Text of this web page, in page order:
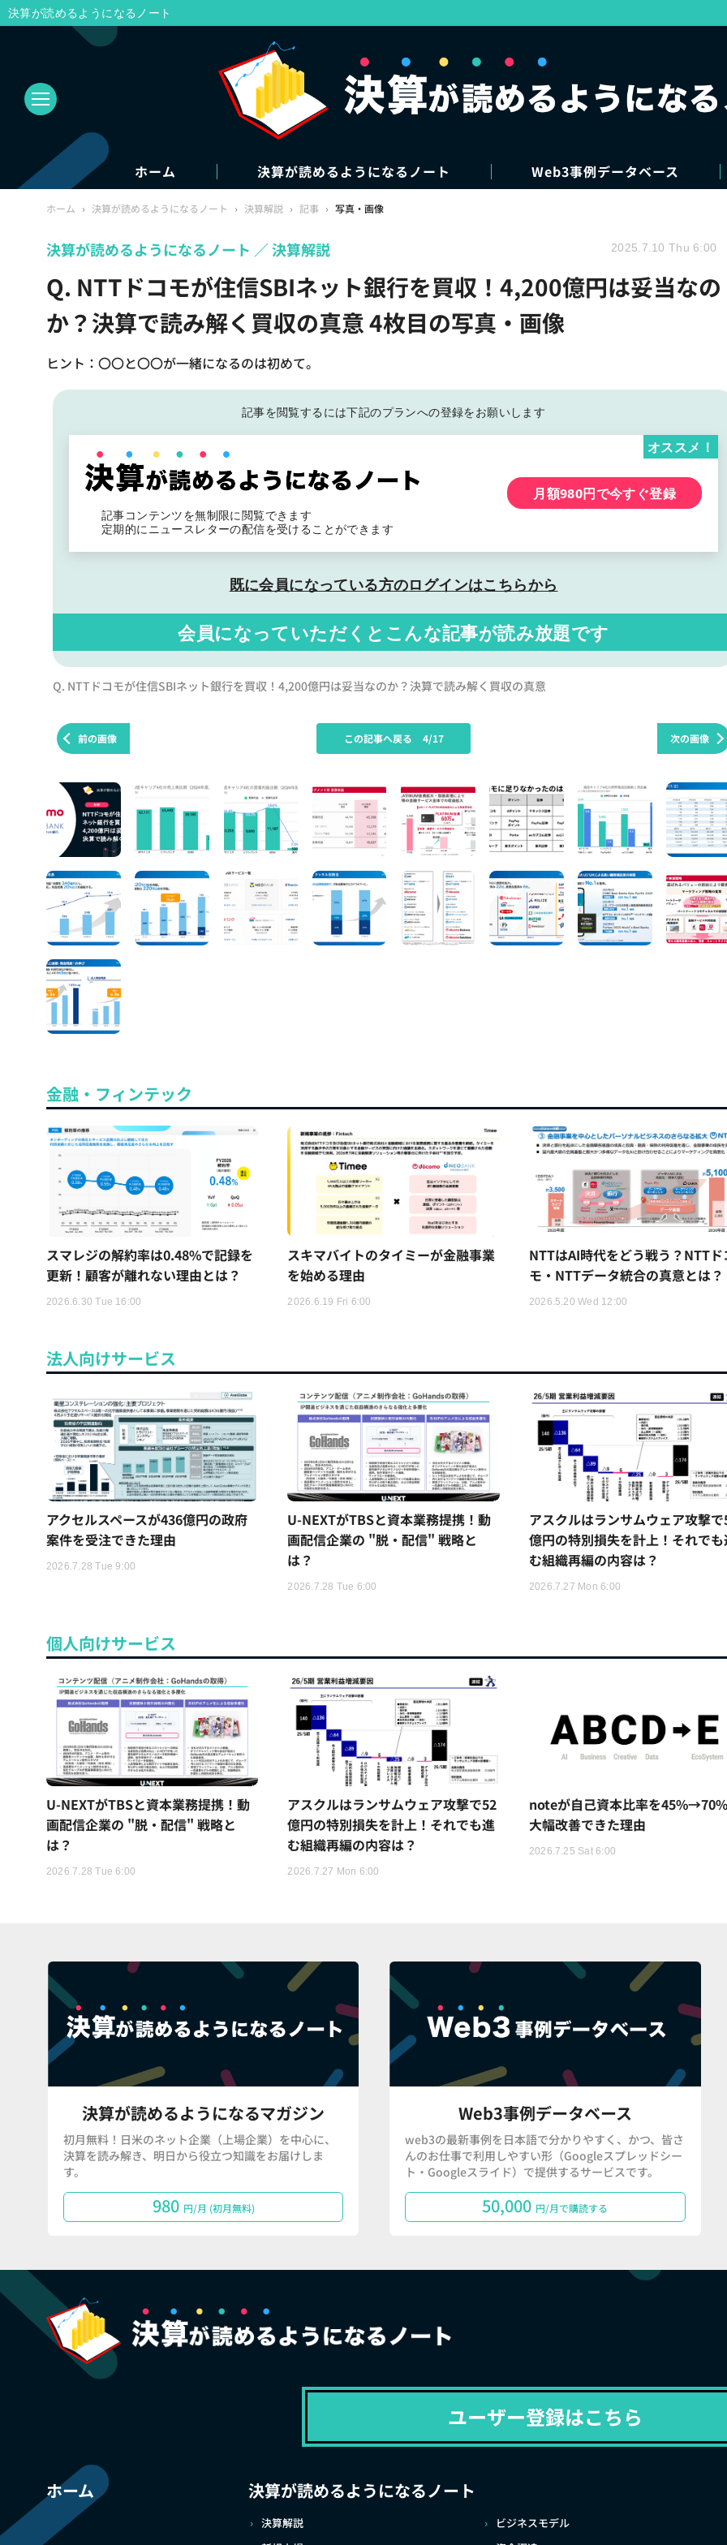
ホーム 決算が読めるようになるノート Web3事例データベース
ホーム › 決算が読めるようになるノート › 決算解説 › 記事 › 写真・画像
Q. NTTドコモが住信SBIネット銀行を買収！4,200億円は妥当なの
か？決算で読み解く買収の真意 4枚目の写真・画像
ヒント：〇〇と〇〇が一緒になるのは初めて。
決算が読めるようになるノート 決算解説 2025.7.10 Thu 6:00
記事を閲覧するには下記のプランへの登録をお願いします
記事コンテンツを無制限に閲覧できます
定期的にニュースレターの配信を受けることができます
オススメ！
月額980円で今すぐ登録
既に会員になっている方のログインはこちらから
会員になっていただくと こんな記事が読み放題です
Q. NTTドコモが住信SBIネット銀行を買収！4,200億円は妥当なのか？決算で読み解く買収の真意
前の画像 次の画像
この記事へ戻る 4/17
金融・フィンテック
スマレジの解約率は0.48%で記録を
更新！顧客が離れない理由とは？
2026.6.30 Tue 16:00
スキマバイトのタイミーが金融事業
を始める理由
2026.6.19 Fri 6:00
NTTはAI時代をどう戦う？NTTド
モ・NTTデータ統合の真意とは？
2026.5.20 Wed 12:00
法人向けサービス
アクセルスペースが436億円の政府
案件を受注できた理由
2026.7.28 Tue 9:00
U-NEXTがTBSと資本業務提携！動
画配信企業の "脱・配信" 戦略と
は？
2026.7.28 Tue 6:00
アスクルはランサムウェア攻撃
億円の特別損失を計上！それでも
む組織再編の内容は？
2026.7.27 Mon 6:00
個人向けサービス
U-NEXTがTBSと資本業務提携！動
画配信企業の "脱・配信" 戦略と
は？
2026.7.28 Tue 6:00
アスクルはランサムウェア攻撃で52
億円の特別損失を計上！それでも進
む組織再編の内容は？
2026.7.27 Mon 6:00
noteが自己資本比率を
大幅改善できた理由
2026.7.25 Sat 6:00
決算が読めるようになるマガジン
初月無料！日米のネット企業（上場企業）を中心に、
決算を読み解き、明日から役立つ知識をお届けしま
す。
980 円/月 (初月無料)
Web3事例データベース
web3の最新事例を日本語で分かりやすく、かつ、皆さ
んのお仕事で利用しやすい形（Googleスプレッドシー
ト・Googleスライド）で提供するサービスです。
50,000 円/月で購読する
ユーザー登録はこちら
ホーム 決算が読めるようになるノート
決算解説
ビジネスモデル
決算が読めるようになるノート